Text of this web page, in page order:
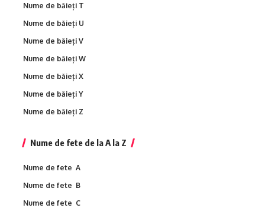
Nume de băieți T
Nume de băieți U
Nume de băieți V
Nume de băieți W
Nume de băieți X
Nume de băieți Y
Nume de băieți Z
Nume de fete de la A la Z
Nume de fete A
Nume de fete B
Nume de fete C